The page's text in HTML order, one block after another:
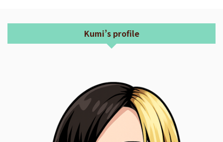
Kumi’s profile